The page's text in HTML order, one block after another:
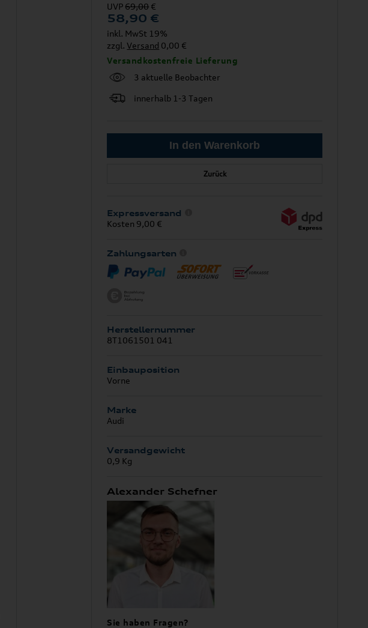
UVP69,00 €
58,90 €
inkl. MwSt 19%
zzgl.Versand 0,00 €
Versandkostenfreie Lieferung
3 aktuelle Beobachter
innerhalb 1-3 Tagen
Zurück
Expressversand
Kosten 9,00 €
Zahlungsarten
Herstellernummer
8T1061501 041
Einbauposition
Vorne
Marke
Audi
Versandgewicht
0,9 Kg
Alexander Schefner
Sie haben Fragen?